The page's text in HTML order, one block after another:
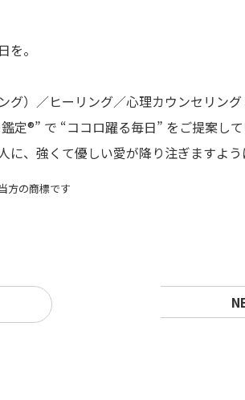
を。
グ）／ヒーリング／心理カウンセリン
定®” で “ココロ躍る毎日” をご提案して
に、強くて優しい愛が降り注ぎますよう
方の商標です